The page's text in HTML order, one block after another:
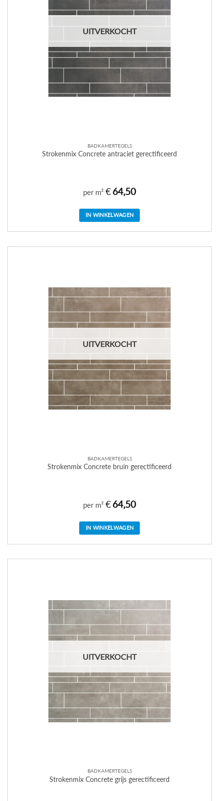
UITVERKOCHT
BADKAMERTEGELS
Strokenmix Concrete antraciet gerectificeerd
per m² €64,50
IN WINKELWAGEN
UITVERKOCHT
BADKAMERTEGELS
Strokenmix Concrete bruin gerectificeerd
per m² €64,50
IN WINKELWAGEN
UITVERKOCHT
BADKAMERTEGELS
Strokenmix Concrete grijs gerectificeerd